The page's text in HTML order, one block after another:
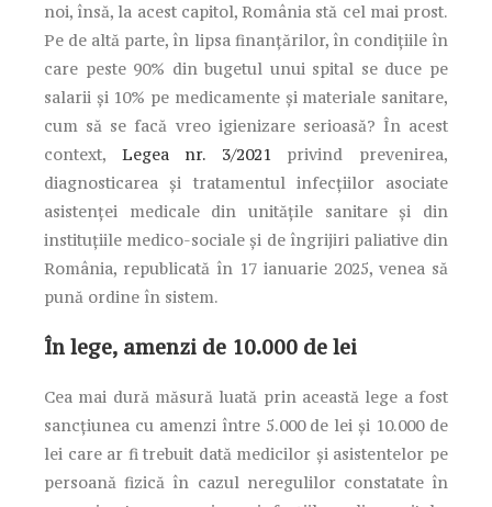
noi, însă, la acest capitol, România stă cel mai prost.
Pe de altă parte, în lipsa finanțărilor, în condițiile în
care peste 90% din bugetul unui spital se duce pe
salarii și 10% pe medicamente și materiale sanitare,
cum să se facă vreo igienizare serioasă? În acest
context, Legea nr. 3/2021 privind prevenirea,
diagnosticarea și tratamentul infecțiilor asociate
asistenței medicale din unitățile sanitare și din
instituțiile medico-sociale și de îngrijiri paliative din
România, republicată în 17 ianuarie 2025, venea să
pună ordine în sistem.
În lege, amenzi de 10.000 de lei
Cea mai dură măsură luată prin această lege a fost
sancțiunea cu amenzi între 5.000 de lei și 10.000 de
lei care ar fi trebuit dată medicilor și asistentelor pe
persoană fizică în cazul neregulilor constatate în